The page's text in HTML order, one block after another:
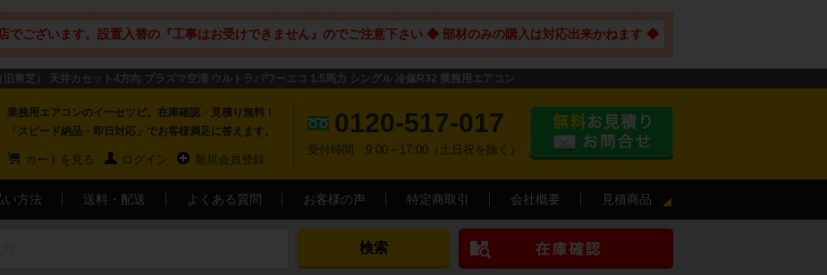
ございます。設置入替の『工事はお受けできません』のでご注意下さい ◆ 部材のみの購入は対応出来かねます ◆
東芝） 天井カセット4方向 プラズマ空清 ウルトラパワーエコ 1.5馬力 シングル 冷媒R32 業務用エアコン
業務用エアコンのイーセツビ。在庫確認・見積り無料！
「スピード納品・即日対応」でお客様満足に答えます。
カートを見る ログイン 新規会員登録
0120-517-017
受付時間 9:00～17:00（土日祝を除く）
い方法 送料・配送 よくある質問 お客様の声 特定商取引 会社概要 見積商品